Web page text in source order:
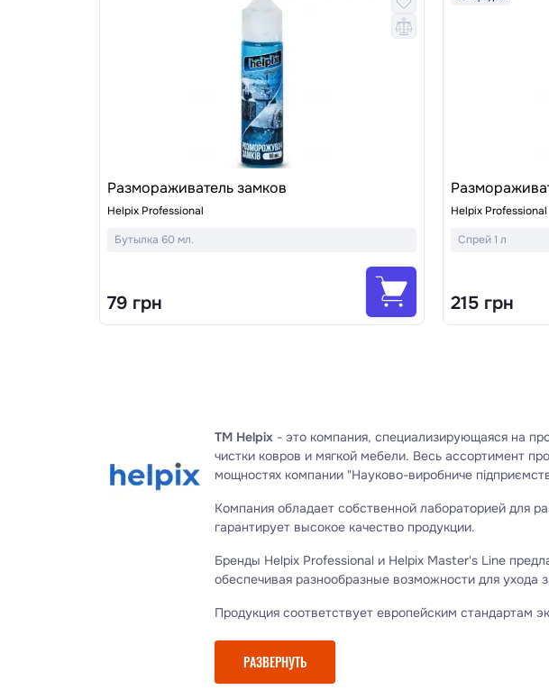
Размораживатель замков
Helpix Professional
Бутылка 60 мл.
79 грн
Helpix Professional
Спрей 1 л
215 грн
TM Helpix - это компания, специализирующаяся на
чистки ковров и мягкой мебели. Весь ассортимент
мощностях компании "Науково-виробниче
Компания обладает собственной лабораторией для
гарантирует высокое качество продукции.
Бренды Helpix Professional и Helpix Master's Line
обеспечивая разнообразные возможности для ухода
Продукция соответствует европейским стандартам
РАЗВЕРНУТЬ